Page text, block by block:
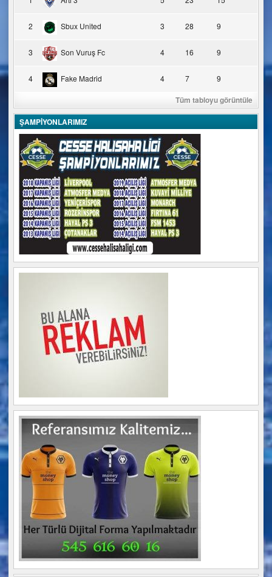
2 Sbux United 3 28 9
3 Son Vuruş Fc 4 16 9
4 Fake Madrid 4 7 9
Tüm tabloyu görüntüle
ŞAMPİYONLARIMIZ